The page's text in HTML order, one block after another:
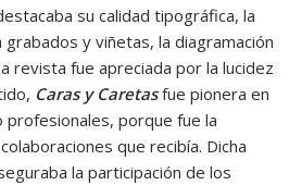
su calidad tipográfica, la
y viñetas, la diagramación
revista fue apreciada por la lucidez
Caras y Caretasfue pionera en
porque fue la
que recibía. Dicha
la participación de los